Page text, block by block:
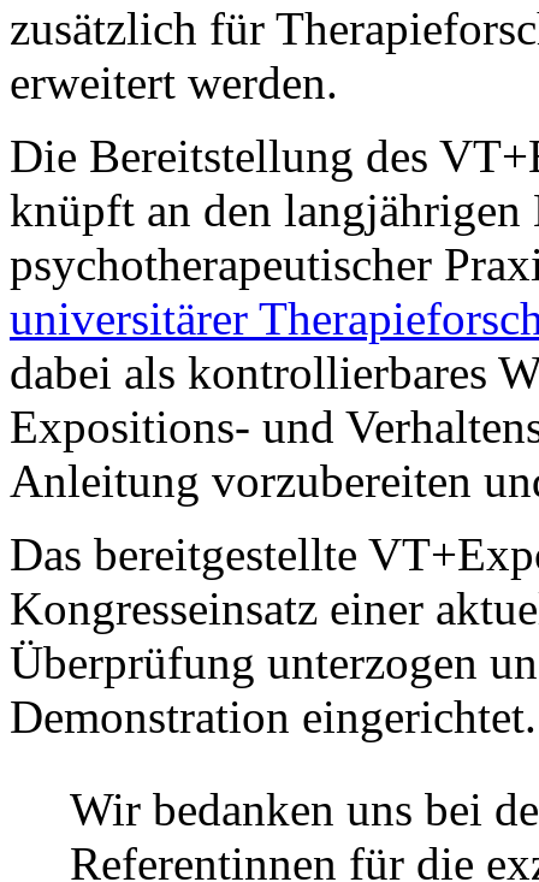
zusätzlich für
erweitert werden.
Die Bereitstellung des
knüpft an den
psychotherapeutischer
universitärer
dabei als kontrollierbares
Expositions- und
Anleitung vorzubereiten
Das bereitgestellte
Kongresseinsatz einer
Überprüfung unterzogen
Demonstration eingerichtet.
Wir bedanken uns bei
Referentinnen für die